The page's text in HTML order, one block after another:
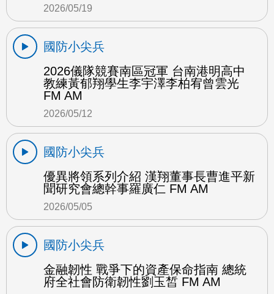
2026/05/19
國防小尖兵
2026儀隊競賽南區冠軍 台南港明高中
教練黃郁翔學生李宇澤李柏宥曾雲光
FM AM
2026/05/12
國防小尖兵
優異將領系列介紹 漢翔董事長曹進平新
聞研究會總幹事羅廣仁 FM AM
2026/05/05
國防小尖兵
金融韌性 戰爭下的資產保命指南 總統
府全社會防衛韌性劉玉皙 FM AM